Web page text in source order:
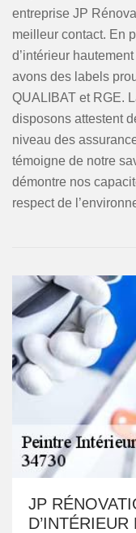
entreprise JP
meilleur contact. En
d’intérieur
avons des labels
QUALIBAT et RGE.
disposons attestent
niveau des
témoigne de notre
démontre nos
respect de
JP